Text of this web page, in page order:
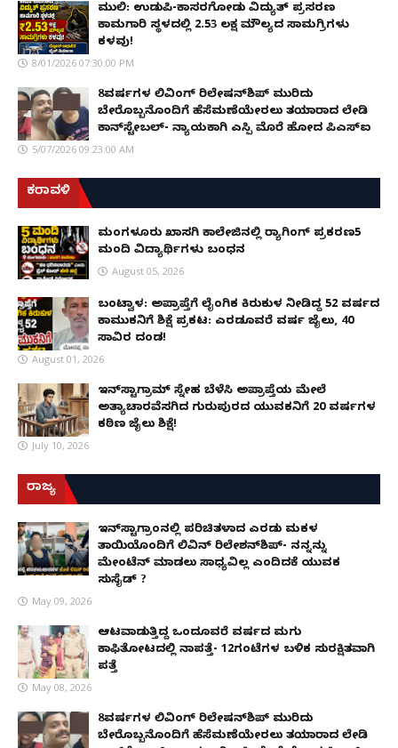
ಮುಲ್ಕಿ: ಉಡುಪಿ-ಕಾಸರಗೋಡು ವಿದ್ಯುತ್ ಪ್ರಸರಣ
ಕಾಮಗಾರಿ ಸ್ಥಳದಲ್ಲಿ ₹2.53 ಲಕ್ಷ ಮೌಲ್ಯದ ಸಾಮಗ್ರಿಗಳು
ಕಳವು!
8/01/2026 07:30:00 PM
8ವರ್ಷಗಳ ಲಿವಿಂಗ್‌ ರಿಲೇಷನ್‌ಶಿಪ್ ಮುರಿದು
ಬೇರೊಬ್ಬನೊಂದಿಗೆ ಹೆಸೆಮಣೆಯೇರಲು ತಯಾರಾದ ಲೇಡಿ
ಕಾನ್‌ಸ್ಟೇಬಲ್- ನ್ಯಾಯಕ್ಕಾಗಿ ಎಸ್ಪಿ ಮೊರೆ ಹೋದ ಪಿಎಸ್ಐ
5/07/2026 09:23:00 AM
ಕರಾವಳಿ
ಮಂಗಳೂರು ಖಾಸಗಿ ಕಾಲೇಜಿನಲ್ಲಿ ರ‌್ಯಾಗಿಂಗ್ ಪ್ರಕರಣ5
ಮಂದಿ ವಿದ್ಯಾರ್ಥಿಗಳು ಬಂಧನ
August 05, 2026
ಬಂಟ್ವಾಳ: ಅಪ್ರಾಪ್ತೆಗೆ ಲೈಂಗಿಕ ಕಿರುಕುಳ ನೀಡಿದ್ದ 52 ವರ್ಷದ
ಕಾಮುಕನಿಗೆ ಶಿಕ್ಷೆ ಪ್ರಕಟ: ಎರಡೂವರೆ ವರ್ಷ ಜೈಲು, ₹40
ಸಾವಿರ ದಂಡ!
August 01, 2026
ಇನ್‌ಸ್ಟಾಗ್ರಾಮ್ ಸ್ನೇಹ ಬೆಳೆಸಿ ಅಪ್ರಾಪ್ತೆಯ ಮೇಲೆ
ಅತ್ಯಾಚಾರವೆಸಗಿದ ಗುರುಪುರದ ಯುವಕನಿಗೆ 20 ವರ್ಷಗಳ
ಕಠಿಣ ಜೈಲು ಶಿಕ್ಷೆ!
July 10, 2026
ರಾಜ್ಯ
ಇನ್​ಸ್ಟಾಗ್ರಾಂನಲ್ಲಿ ಪರಿಚಿತಳಾದ ಎರಡು ಮಕ್ಕಳ
ತಾಯಿಯೊಂದಿಗೆ ಲಿವಿನ್ ರಿಲೇಶನ್​ಶಿಪ್- ನನ್ನನ್ನು
ಮೇಂಟೆನ್ ಮಾಡಲು ಸಾಧ್ಯವಿಲ್ಲ ಎಂದಿದಕ್ಕೆ ಯುವಕ
ಸುಸೈಡ್ ?
May 09, 2026
ಆಟವಾಡುತ್ತಿದ್ದ ಒಂದೂವರೆ ವರ್ಷದ ಮಗು
ಕಾಫಿತೋಟದಲ್ಲಿ ನಾಪತ್ತೆ- 12ಗಂಟೆಗಳ ಬಳಿಕ ಸುರಕ್ಷಿತವಾಗಿ
ಪತ್ತೆ
May 08, 2026
8ವರ್ಷಗಳ ಲಿವಿಂಗ್‌ ರಿಲೇಷನ್‌ಶಿಪ್ ಮುರಿದು
ಬೇರೊಬ್ಬನೊಂದಿಗೆ ಹೆಸೆಮಣೆಯೇರಲು ತಯಾರಾದ ಲೇಡಿ